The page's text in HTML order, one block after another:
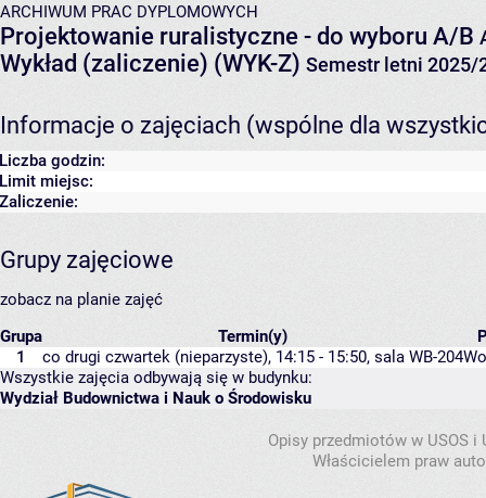
ARCHIWUM PRAC DYPLOMOWYCH
Projektowanie ruralistyczne - do wyboru A/B
Wykład (zaliczenie) (WYK-Z) Semestr letni 2025/
Informacje o zajęciach (wspólne dla
Liczba godzin:
Limit miejsc:
Zaliczenie:
Grupy zajęciowe
zobacz na planie zajęć
Grupa
Termin(y)
1
co drugi czwartek (nieparzyste), 14:15 - 15:50, sala WB-204
Wszystkie zajęcia odbywają się w budynku:
Wydział Budownictwa i Nauk o Środowisku
Opisy przedmiotów w USOS
Właścicielem praw